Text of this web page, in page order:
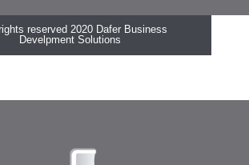
reserved 2020 Dafer Business
Develpment Solutions